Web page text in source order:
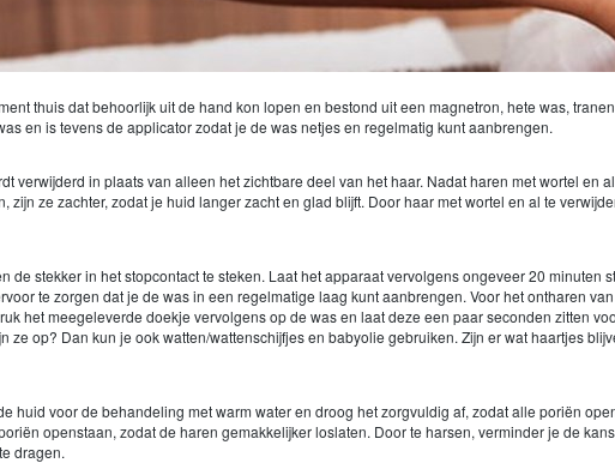
thuis dat behoorlijk uit de hand kon lopen en bestond uit een magnetron, hete was,
en is tevens de applicator zodat je de was netjes en regelmatig kunt aanbrengen.
in plaats van alleen het zichtbare deel van het haar. Nadat haren met wortel en
ze zachter, zodat je huid langer zacht en glad blijft. Door haar met wortel en al te
stekker in het stopcontact te steken. Laat het apparaat vervolgens ongeveer 20 minuten
te zorgen dat je de was in een regelmatige laag kunt aanbrengen. Voor het ontharen
het meegeleverde doekje vervolgens op de was en laat deze een paar seconden zitten
op? Dan kun je ook watten/wattenschijfjes en babyolie gebruiken. Zijn er wat haartjes
huid voor de behandeling met warm water en droog het zorgvuldig af, zodat alle poriën
openstaan, zodat de haren gemakkelijker loslaten. Door te harsen, verminder je de
dragen.